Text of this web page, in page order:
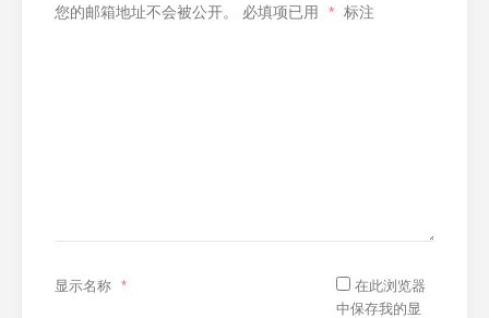
您的邮箱地址不会被公开。 必填项已用 * 标注
显示名称 *
在此浏览器
中保存我的显